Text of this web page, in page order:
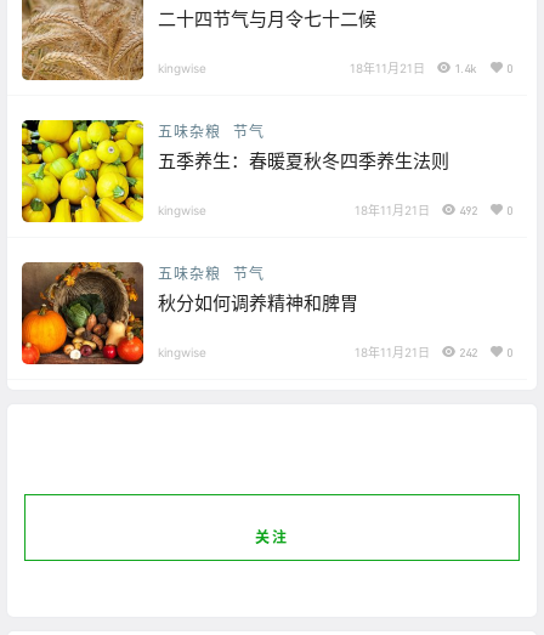
二十四节气与月令七十二候
kingwise 18年11月21日 1.4k 0
五味杂粮 节气
五季养生：春暖夏秋冬四季养生法则
kingwise 18年11月21日 492 0
五味杂粮 节气
秋分如何调养精神和脾胃
kingwise 18年11月21日 242 0
关注